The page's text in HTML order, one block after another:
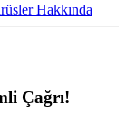
Hakkında
Çağrı!